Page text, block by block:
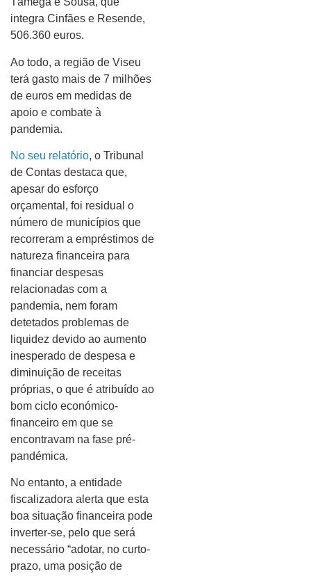
integra Cinfães e Resende,
506.360 euros.
Ao todo, a região de Viseu
terá gasto mais de 7 milhões
de euros em medidas de
apoio e combate à
pandemia.
No seu relatório, o Tribunal
de Contas destaca que,
apesar do esforço
orçamental, foi residual o
número de municípios que
recorreram a empréstimos de
natureza financeira para
financiar despesas
relacionadas com a
pandemia, nem foram
detetados problemas de
liquidez devido ao aumento
inesperado de despesa e
diminuição de receitas
próprias, o que é atribuído ao
bom ciclo económico-
financeiro em que se
encontravam na fase pré-
pandémica.
No entanto, a entidade
fiscalizadora alerta que esta
boa situação financeira pode
inverter-se, pelo que será
necessário “adotar, no curto-
prazo, uma posição de